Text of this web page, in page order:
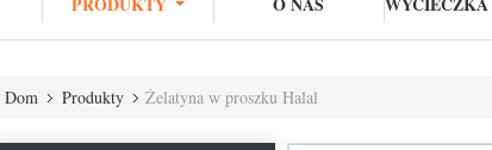
Dom Produkty Żelatyna w proszku Halal